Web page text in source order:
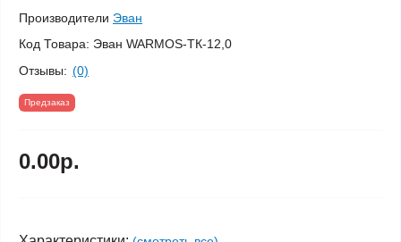
Производители Эван
Код Товара: Эван WARMOS-TК-12,0
Отзывы: (0)
Предзаказ
0.00р.